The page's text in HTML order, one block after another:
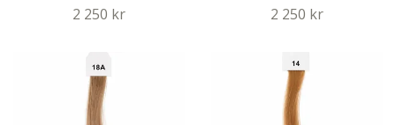
2 250 kr 2 250 kr